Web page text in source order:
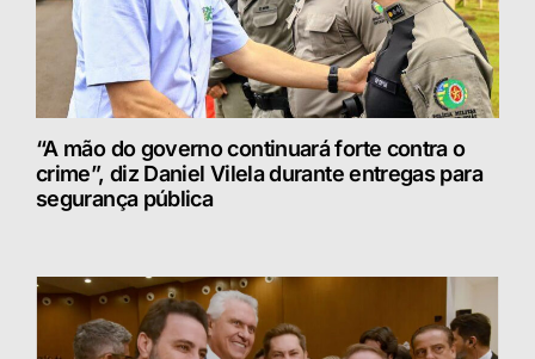
“A mão do governo continuará forte contra o
crime”, diz Daniel Vilela durante entregas para
segurança pública